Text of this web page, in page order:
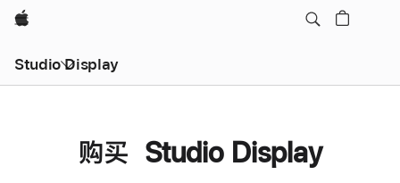
Apple
Studio Display
购买 Studio Display